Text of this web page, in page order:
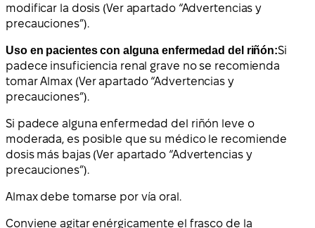
modificar la dosis (Ver apartado “Advertencias y
precauciones”).
Uso en pacientes con alguna enfermedad del riñón:Si
padece insuficiencia renal grave no se recomienda
tomar Almax (Ver apartado “Advertencias y
precauciones”).
Si padece alguna enfermedad del riñón leve o
moderada, es posible que su médico le recomiende
dosis más bajas (Ver apartado “Advertencias y
precauciones”).
Almax debe tomarse por vía oral.
Conviene agitar enérgicamente el frasco de la